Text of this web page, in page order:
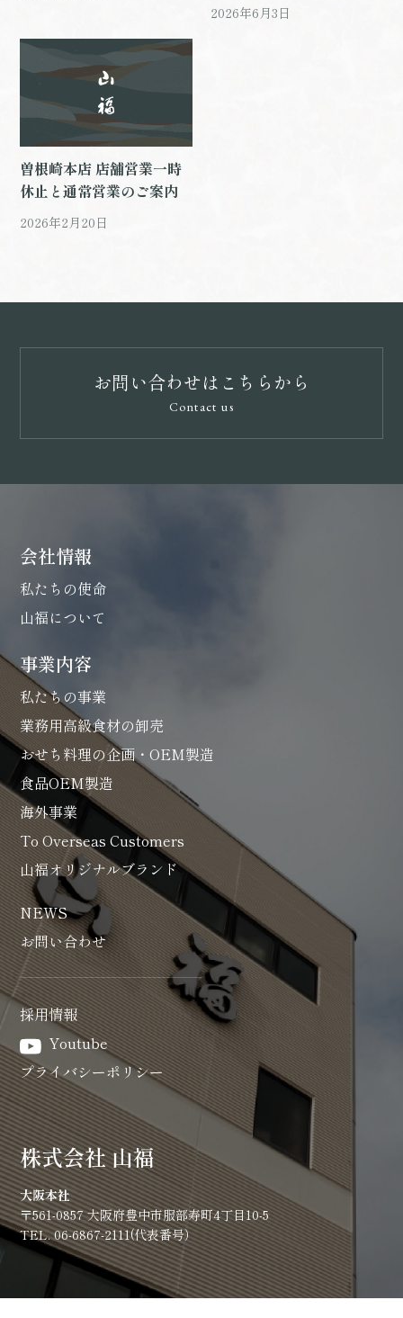
2026年6月3日
曽根崎本店 店舗営業一時
休止と通常営業のご案内
2026年2月20日
お問い合わせはこちらから
Contact us
会社情報
私たちの使命
山福について
事業内容
私たちの事業
業務用高級食材の卸売
おせち料理の企画・OEM製造
食品OEM製造
海外事業
To Overseas Customers
山福オリジナルブランド
NEWS
お問い合わせ
採用情報
Youtube
プライバシーポリシー
株式会社 山福
大阪本社
〒561-0857 大阪府豊中市服部寿町4丁目10-5
TEL. 06-6867-2111(代表番号）